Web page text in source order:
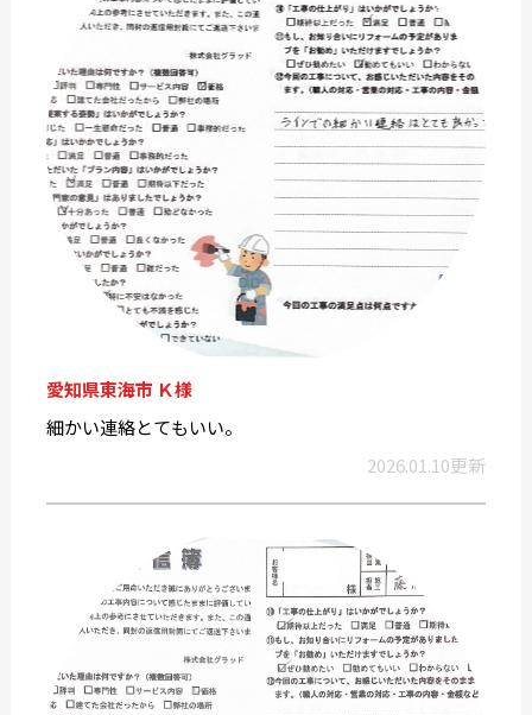
愛知県東海市 Ｋ様
細かい連絡とてもいい。
2026.01.10更新